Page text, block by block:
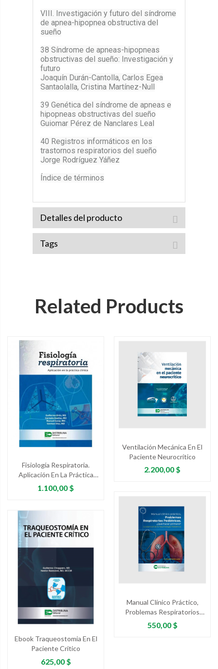
VIII. Investigación y futuro del síndrome
de apnea-hipopnea obstructiva del
sueño
38 Síndrome de apneas-hipopneas
obstructivas del sueño: Investigación y
futuro
Joaquín Durán-Cantolla, Carlos Egea
Santaolalla, Cristina Martínez-Null
39 Genética del síndrome de apneas e
hipopneas obstructivas del sueño
Guiomar Pérez de Nanclares Leal
40 Registros informáticos en los
trastornos respiratorios del sueño
Jorge Rodríguez Yáñez
Índice de términos
Detalles del producto
Tags
Related Products
Fisiología Respiratoria.
Aplicación En La Práctica
Clínica
Precio
1.100,00 $
Ebook Traqueostomia En El
Paciente Critico
Precio
625,00 $
Ventilación Mecánica En El
Paciente Neurocrítico
Precio
2.200,00 $
Manual Clínico Práctico,
Problemas Respiratorios
Pediátricos. ¿Qué Hacer
Primero? Lo Esencial De...
Precio
550,00 $